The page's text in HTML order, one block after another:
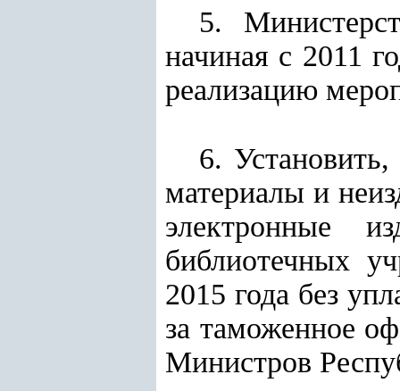
5.
начиная с 2011
реализацию
6.
материалы и
электронные
библиотечных
2015 года без
за таможенное
Министров